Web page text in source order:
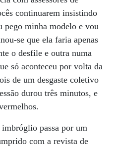
continuarem insistindo
pego minha modelo e vou
se que ela faria apenas
o desfile e outra numa
só aconteceu por volta da
de um desgaste coletivo
durou três minutos, e
passa por um
com a revista de